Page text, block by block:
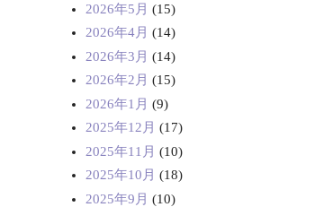
2026年5月 (15)
2026年4月 (14)
2026年3月 (14)
2026年2月 (15)
2026年1月 (9)
2025年12月 (17)
2025年11月 (10)
2025年10月 (18)
2025年9月 (10)